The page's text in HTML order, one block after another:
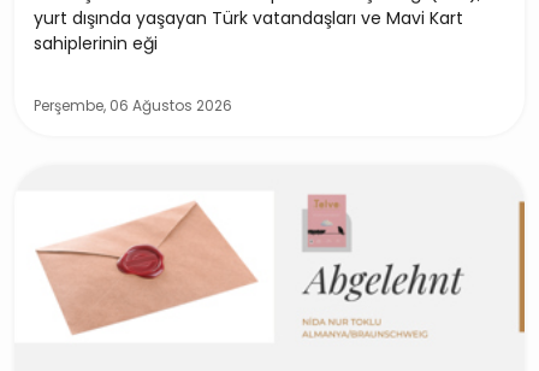
yurt dışında yaşayan Türk vatandaşları ve Mavi Kart
sahiplerinin eği
Perşembe, 06 Ağustos 2026